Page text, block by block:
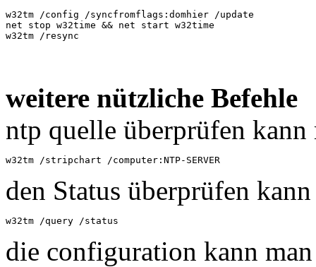
w32tm /config /syncfromflags:domhier /update
net stop w32time && net start w32time
w32tm /resync
weitere nützliche Befehle
ntp quelle überprüfen
w32tm /stripchart /computer:NTP-SERVER
den Status überprüfen
w32tm /query /status
die configuration kann